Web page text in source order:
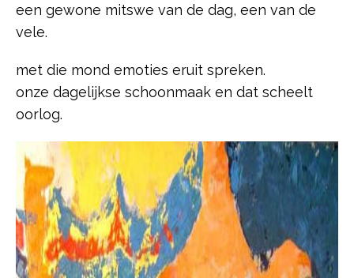
een gewone mitswe van de dag, een van de
vele.
met die mond emoties eruit spreken.
onze dagelijkse schoonmaak en dat scheelt
oorlog.